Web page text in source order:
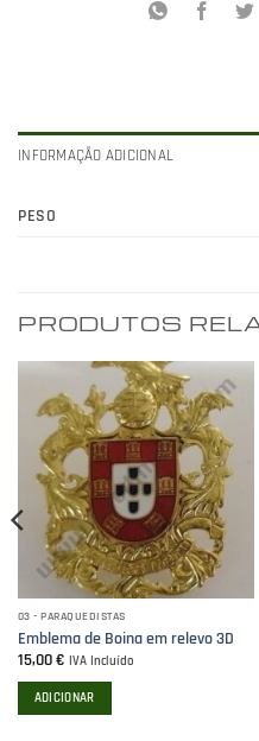
INFORMAÇÃO ADICIONAL
PESO
PRODUTOS
03 - PARAQUEDISTAS
Emblema de Boina em relevo 3D
15,00€ IVA Incluído
ADICIONAR